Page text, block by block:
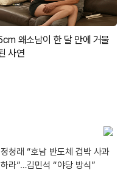
정청래 “호남 반도체 겁박 사과
하라”…김민석 “야당 방식”